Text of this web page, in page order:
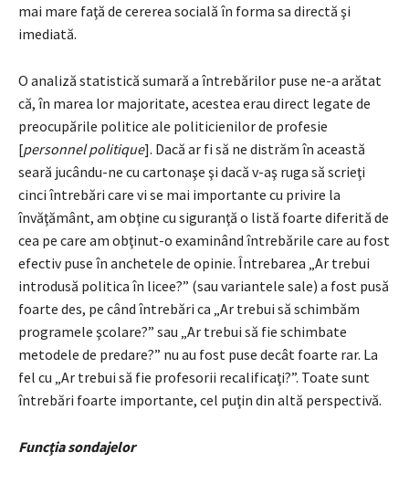
mai mare faţă de cererea socială în forma sa directă şi
imediată.
O analiză statistică sumară a întrebărilor puse ne-a arătat
că, în marea lor majoritate, acestea erau direct legate de
preocupările politice ale politicienilor de profesie
[personnel politique]. Dacă ar fi să ne distrăm în această
seară jucându-ne cu cartonaşe şi dacă v-aş ruga să scrieţi
cinci întrebări care vi se mai importante cu privire la
învăţământ, am obţine cu siguranţă o listă foarte diferită de
cea pe care am obţinut-o examinând întrebările care au fost
efectiv puse în anchetele de opinie. Întrebarea „Ar trebui
introdusă politica în licee?” (sau variantele sale) a fost pusă
foarte des, pe când întrebări ca „Ar trebui să schimbăm
programele şcolare?” sau „Ar trebui să fie schimbate
metodele de predare?” nu au fost puse decât foarte rar. La
fel cu „Ar trebui să fie profesorii recalificaţi?”. Toate sunt
întrebări foarte importante, cel puţin din altă perspectivă.
Funcţia sondajelor